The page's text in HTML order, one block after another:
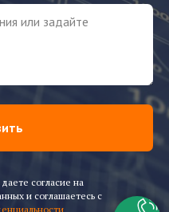
согласие на
и соглашаетесь c